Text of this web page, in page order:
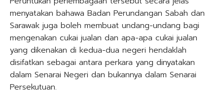
menyatakan bahawa Badan Perundangan Sabah dan
Sarawak juga boleh membuat undang-undang bagi
mengenakan cukai jualan dan apa-apa cukai jualan
yang dikenakan di kedua-dua negeri hendaklah
disifatkan sebagai antara perkara yang dinyatakan
dalam Senarai Negeri dan bukannya dalam Senarai
Persekutuan.